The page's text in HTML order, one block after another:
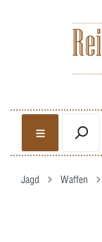
Jagd Waffen